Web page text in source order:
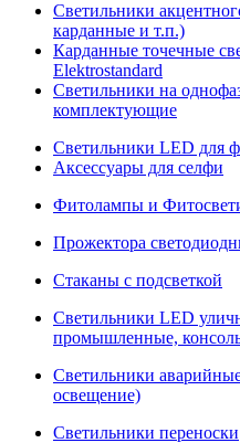
Светильники
карданные и т.п.)
Карданные точечные
Elektrostandard
Светильники на
комплектующие
Светильники LED для
Аксессуары для селфи
Фитолампы и
Прожектора
Стаканы с подсветкой
Светильники LED
промышленные,
Светильники
освещение)
Светильники переноски